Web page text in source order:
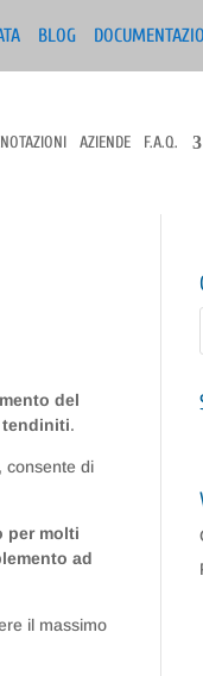
BLOG
AZIENDE F.A.Q.
del
tendiniti.
, consente di
per molti
ad
il massimo